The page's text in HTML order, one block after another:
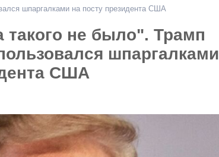
шпаргалками на посту президента США
не было". Трамп
шпаргалками
США